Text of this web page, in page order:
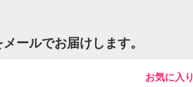
ールでお届けします。
お気に入